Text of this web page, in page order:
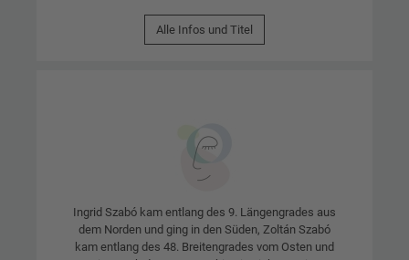
Alle Infos und Titel
Ingrid Szabó kam entlang des 9. Längengrades aus
dem Norden und ging in den Süden, Zoltán Szabó
kam entlang des 48. Breitengrades vom Osten und